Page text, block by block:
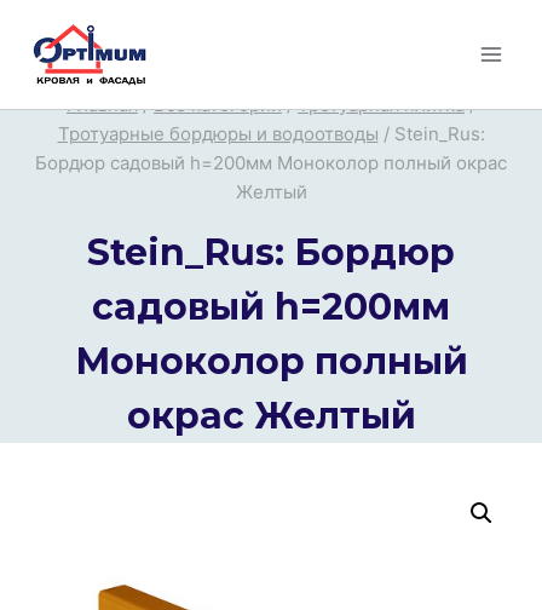
Перейти
Главная / Все категории / Тротуарная плитка /
Тротуарные бордюры и водоотводы / Stein_Rus:
Бордюр садовый h=200мм Моноколор полный окрас
Желтый
Stein_Rus: Бордюр
садовый h=200мм
Моноколор полный
окрас Желтый